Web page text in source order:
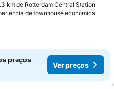
km de Rotterdam Central Station
de townhouse econômica
preços
Ver preços